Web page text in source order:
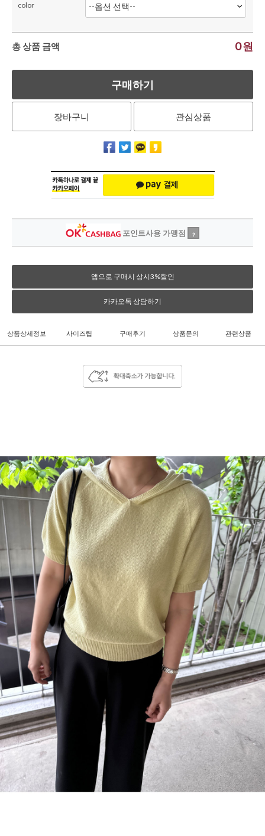
color
총 상품 금액 0원
구매하기
장바구니 관심상품
포인트사용 가맹점 ?
앱으로 구매시 상시3%할인
카카오톡 상담하기
상품상세정보 사이즈팁 구매후기 상품문의 관련상품